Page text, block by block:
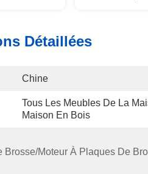
Détaillées
Chine
Tous Les Meubles De La
Maison En Bois
Brosse/moteur À Plaques De